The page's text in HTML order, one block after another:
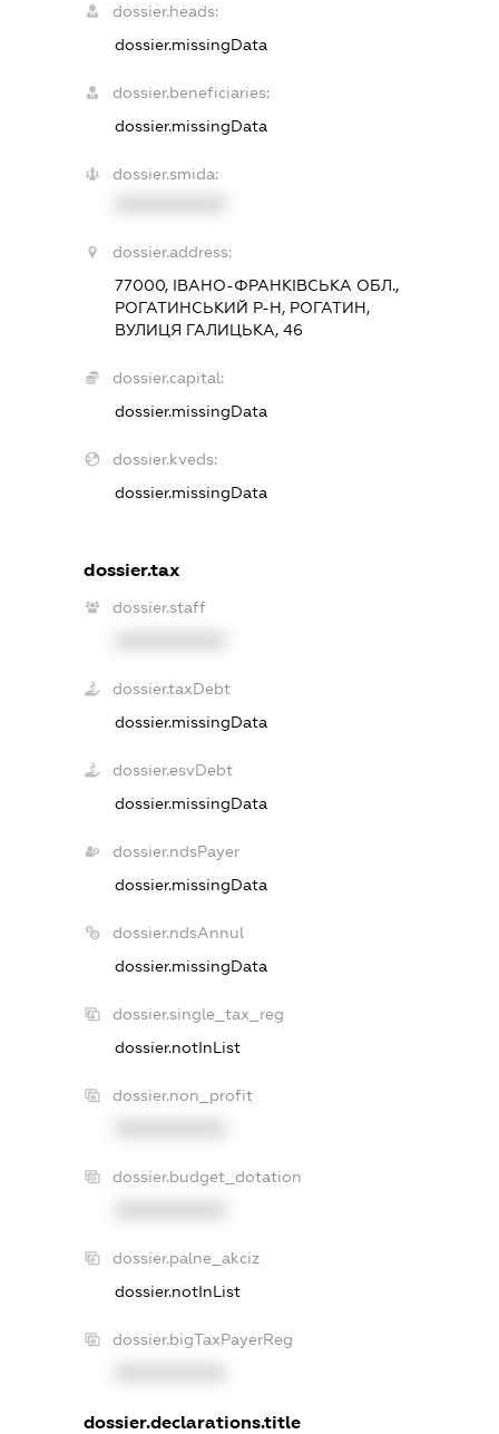
dossier.heads:
dossier.missingData
dossier.beneficiaries:
dossier.missingData
dossier.smida:
dossier.address:
77000, ІВАНО-ФРАНКІВСЬКА ОБЛ.,
РОГАТИНСЬКИЙ Р-Н, РОГАТИН,
ВУЛИЦЯ ГАЛИЦЬКА, 46
dossier.capital:
dossier.missingData
dossier.kveds:
dossier.missingData
dossier.tax
dossier.staff
dossier.taxDebt
dossier.missingData
dossier.esvDebt
dossier.missingData
dossier.ndsPayer
dossier.missingData
dossier.ndsAnnul
dossier.missingData
dossier.single_tax_reg
dossier.notInList
dossier.non_profit
dossier.budget_dotation
dossier.palne_akciz
dossier.notInList
dossier.bigTaxPayerReg
dossier.declarations.title